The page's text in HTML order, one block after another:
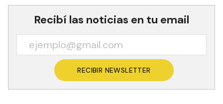
Recibí las noticias en tu email
RECIBIR NEWSLETTER